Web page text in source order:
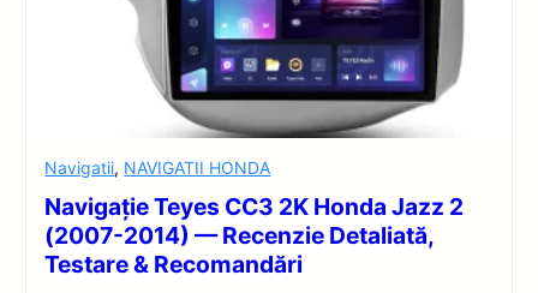
Navigatii, NAVIGATII HONDA
Navigație Teyes CC3 2K Honda Jazz 2
(2007-2014) — Recenzie Detaliată,
Testare & Recomandări